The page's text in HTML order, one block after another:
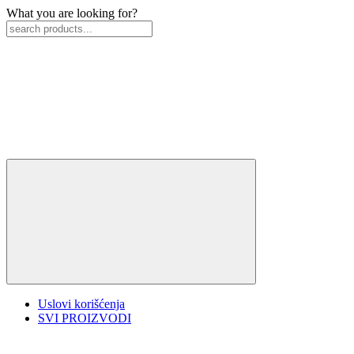
What you are looking for?
Uslovi korišćenja
SVI PROIZVODI